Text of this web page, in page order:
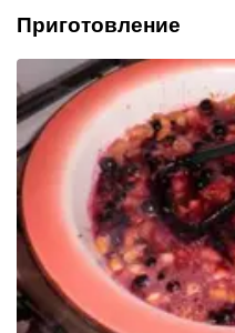
Приготовление